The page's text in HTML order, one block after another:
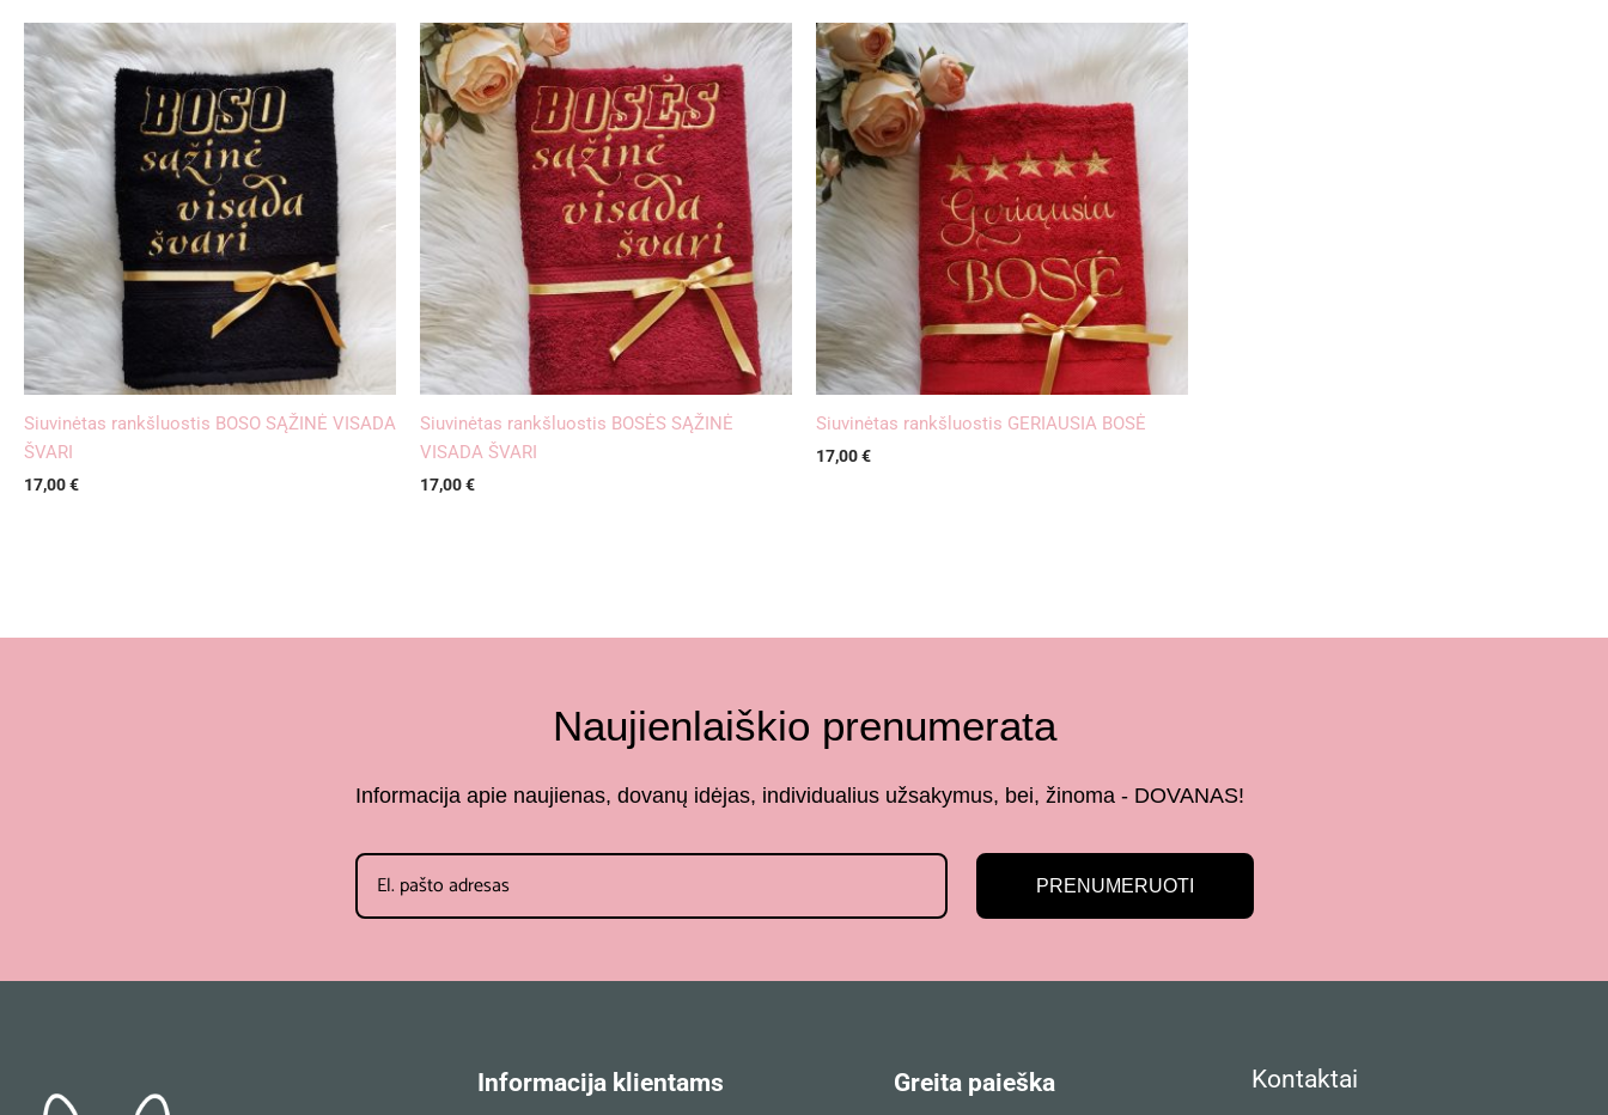
Siuvinėtas rankšluostis BOSO SĄŽINĖ VISADA
ŠVARI
17,00€
Siuvinėtas rankšluostis BOSĖS SĄŽINĖ
VISADA ŠVARI
17,00€
Siuvinėtas rankšluostis GERIAUSIA BOSĖ
17,00€
Naujienlaiškio prenumerata
Informacija apie naujienas, dovanų idėjas, individualius užsakymus, bei, žinoma - DOVANAS!
PRENUMERUOTI
Informacija klientams Greita paieška Kontaktai